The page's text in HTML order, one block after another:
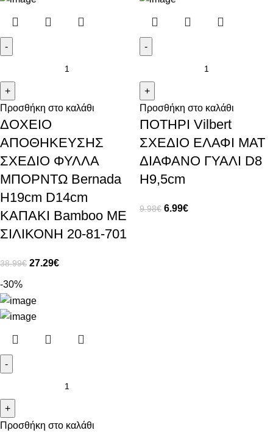
Προσθήκη στο καλάθι
ΔΟΧΕΙΟ
ΑΠΟΘΗΚΕΥΣΗΣ
ΣΧΕΔΙΟ ΦΥΛΛΑ
ΜΠΟΡΝΤΩ Bernada
H19cm D14cm
ΚΑΠΑΚΙ Bamboo ΜΕ
ΣΙΛΙΚΟΝΗ 20-81-701
38.99€ 27.29€
Προσθήκη στο καλάθι
ΠΟΤΗΡΙ Vilbert
ΣΧΕΔΙΟ ΕΛΑΦΙ ΜΑΤ
ΔΙΑΦΑΝΟ ΓΥΑΛΙ D8
H9,5cm
9.98€ 6.99€
-30%
Προσθήκη στο καλάθι